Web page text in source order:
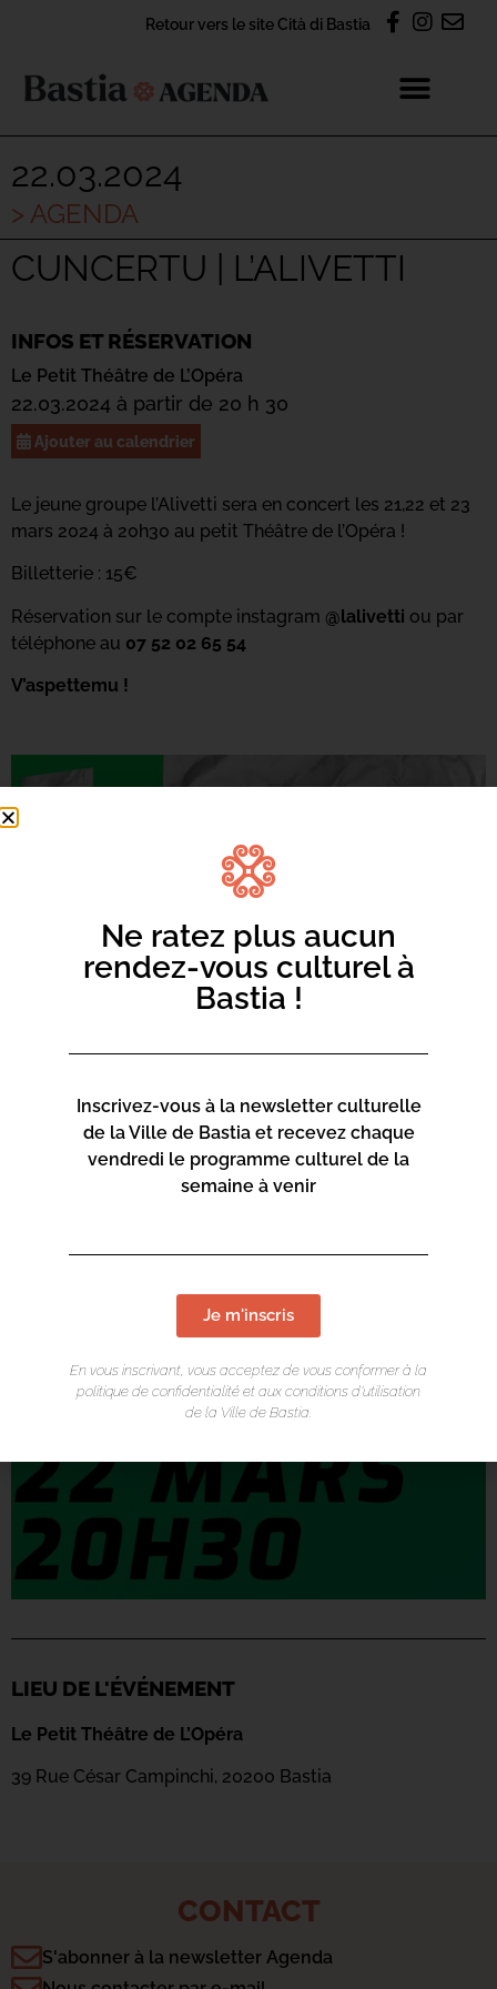
Retour vers le site Cità di Bastia
22.03.2024
> AGENDA
CUNCERTU | L’ALIVETTI
INFOS ET RÉSERVATION
Le Petit Théâtre de L’Opéra
22.03.2024 à partir de 20 h 30
Ajouter au calendrier
Le jeune groupe l’Alivetti sera en concert les 21,22 et 23
mars 2024 à 20h30 au petit Théâtre de l’Opéra !
Billetterie : 15€
Réservation sur le compte instagram @lalivetti ou par
téléphone au 07 52 02 65 54
V’aspettemu !
LIEU DE L'ÉVÉNEMENT
Le Petit Théâtre de L’Opéra
39 Rue César Campinchi, 20200 Bastia
CONTACT
S'abonner à la newsletter Agenda
Ne ratez plus aucun
rendez-vous culturel à
Bastia !
Inscrivez-vous à la newsletter culturelle
de la Ville de Bastia et recevez chaque
vendredi le programme culturel de la
semaine à venir
Je m'inscris
En vous inscrivant, vous acceptez de vous conformer à la
politique de confidentialité et aux conditions d’utilisation
de la Ville de Bastia.